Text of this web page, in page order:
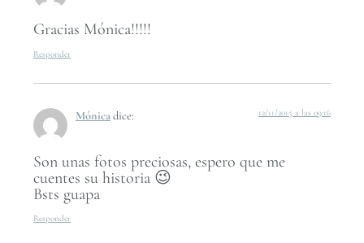
Gracias Mónica!!!!!
Responder
Mónicadice: 12/11/2015 a las 09:16
Son unas fotos preciosas, espero que me
cuentes su historia 😉
Bsts guapa
Responder